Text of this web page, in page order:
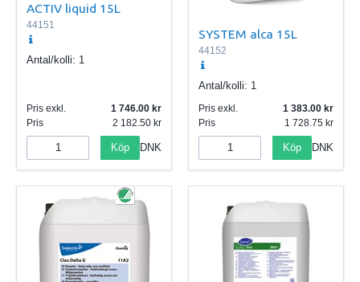
ACTIV liquid 15L
44151
Antal/kolli: 1
Pris exkl.
1 746.00
Pris
2 182.50
Köp DNK
SYSTEM alca 15L
44152
Antal/kolli: 1
Pris exkl.
1 383.00
Pris
1 728.75
Köp DNK